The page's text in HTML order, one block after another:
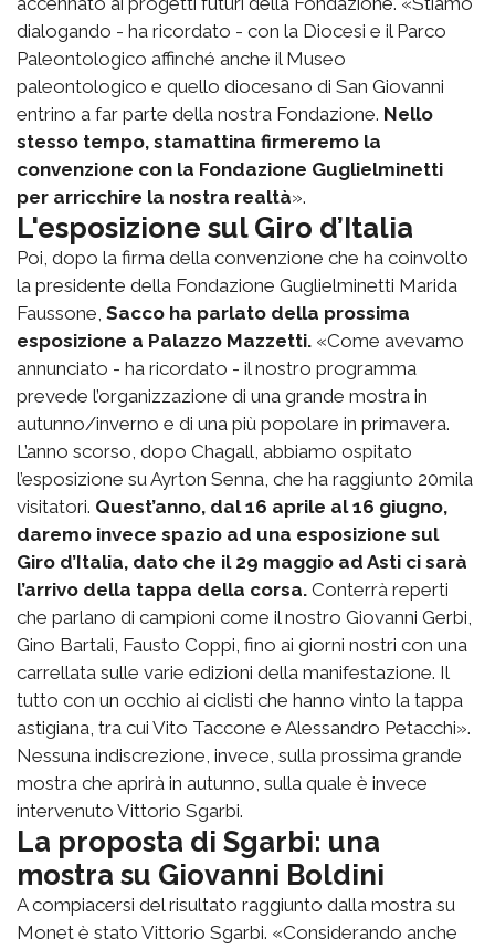
dialogando - ha ricordato - con la Diocesi e il Parco
Paleontologico affinché anche il Museo
paleontologico e quello diocesano di San Giovanni
entrino a far parte della nostra Fondazione. Nello
stesso tempo, stamattina firmeremo la
convenzione con la Fondazione Guglielminetti
per arricchire la nostra realtà».
L'esposizione sul Giro d’Italia
Poi, dopo la firma della convenzione che ha coinvolto
la presidente della Fondazione Guglielminetti Marida
Faussone, Sacco ha parlato della prossima
esposizione a Palazzo Mazzetti. «Come avevamo
annunciato - ha ricordato - il nostro programma
prevede l’organizzazione di una grande mostra in
autunno/inverno e di una più popolare in primavera.
L’anno scorso, dopo Chagall, abbiamo ospitato
l’esposizione su Ayrton Senna, che ha raggiunto 20mila
visitatori. Quest’anno, dal 16 aprile al 16 giugno,
daremo invece spazio ad una esposizione sul
Giro d’Italia, dato che il 29 maggio ad Asti ci sarà
l’arrivo della tappa della corsa. Conterrà reperti
che parlano di campioni come il nostro Giovanni Gerbi,
Gino Bartali, Fausto Coppi, fino ai giorni nostri con una
carrellata sulle varie edizioni della manifestazione. Il
tutto con un occhio ai ciclisti che hanno vinto la tappa
astigiana, tra cui Vito Taccone e Alessandro Petacchi».
Nessuna indiscrezione, invece, sulla prossima grande
mostra che aprirà in autunno, sulla quale è invece
intervenuto Vittorio Sgarbi.
La proposta di Sgarbi: una
mostra su Giovanni Boldini
A compiacersi del risultato raggiunto dalla mostra su
Monet è stato Vittorio Sgarbi. «Considerando anche